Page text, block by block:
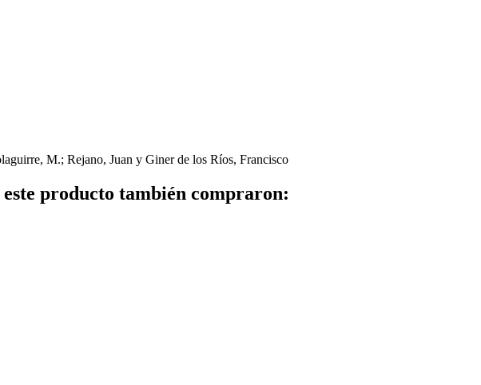
M.; Rejano, Juan y Giner de los Ríos, Francisco
producto también compraron: